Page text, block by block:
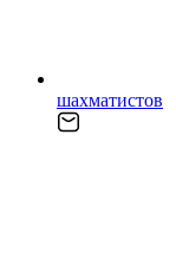
шахматистов